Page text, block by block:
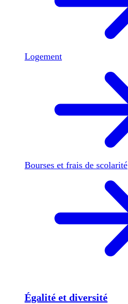
Logement
Bourses et frais de scolarité
Égalité et diversité